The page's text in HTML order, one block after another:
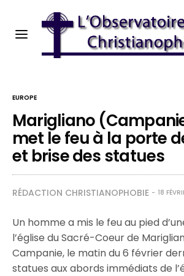
EUROPE
Marigliano
met le feu à la porte
et brise des statues
RÉDACTION CHRISTIANOPHOBIE 18
Un homme a mis le feu au pied
l’église du Sacré-Coeur de
Campanie, le matin du 6 février
statues aux abords immédiats de